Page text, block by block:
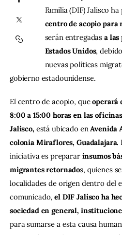
Contacto
Familia (DIF) Jalisco
centro de acopio
serán entregadas a las
Estados Unidos,
nuevas políticas
gobierno estadounidense.
El centro de acopio, que operará
8:00 a 15:00 horas en las
Jalisco, está ubicado en Avenida
colonia Miraflores, Guadalajara.
iniciativa es preparar insumos
migrantes retornados, quienes
localidades de origen dentro del
comunicado, el DIF Jalisco ha
sociedad en general,
para sumarse a esta causa